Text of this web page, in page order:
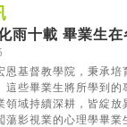
雨十載 畢業生
恩基督教學院，秉承
這些畢業生將所學到
領域持續深耕，皆綻
蕩影視業的心理學畢